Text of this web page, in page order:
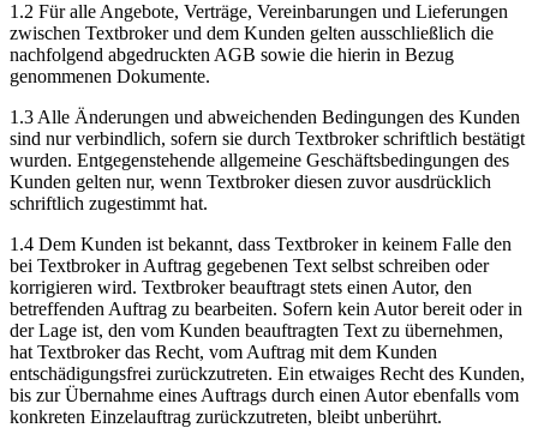
1.2 Für alle Angebote, Verträge, Vereinbarungen und Lieferungen
zwischen Textbroker und dem Kunden gelten ausschließlich die
nachfolgend abgedruckten AGB sowie die hierin in Bezug
genommenen Dokumente.
1.3 Alle Änderungen und abweichenden Bedingungen des Kunden
sind nur verbindlich, sofern sie durch Textbroker schriftlich bestätigt
wurden. Entgegenstehende allgemeine Geschäftsbedingungen des
Kunden gelten nur, wenn Textbroker diesen zuvor ausdrücklich
schriftlich zugestimmt hat.
1.4 Dem Kunden ist bekannt, dass Textbroker in keinem Falle den
bei Textbroker in Auftrag gegebenen Text selbst schreiben oder
korrigieren wird. Textbroker beauftragt stets einen Autor, den
betreffenden Auftrag zu bearbeiten. Sofern kein Autor bereit oder in
der Lage ist, den vom Kunden beauftragten Text zu übernehmen,
hat Textbroker das Recht, vom Auftrag mit dem Kunden
entschädigungsfrei zurückzutreten. Ein etwaiges Recht des Kunden,
bis zur Übernahme eines Auftrags durch einen Autor ebenfalls vom
konkreten Einzelauftrag zurückzutreten, bleibt unberührt.